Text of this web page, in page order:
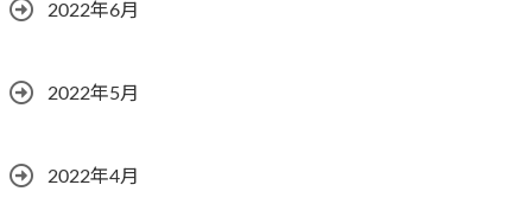
2022年6月
2022年5月
2022年4月